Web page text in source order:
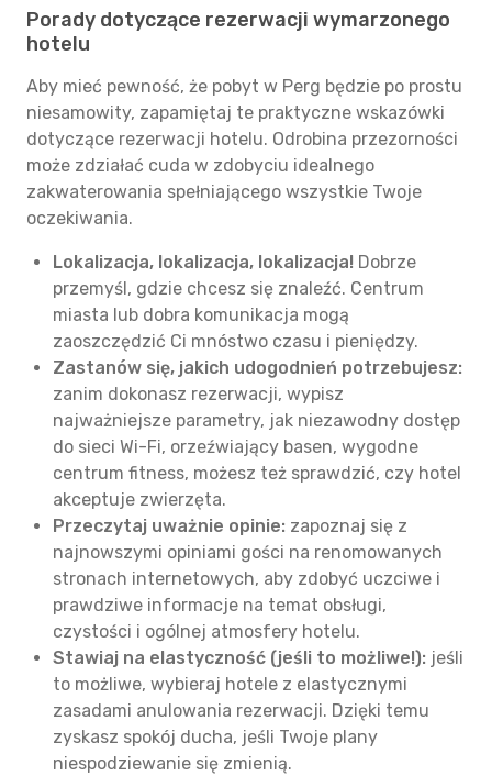
Porady dotyczące rezerwacji wymarzonego
hotelu
Aby mieć pewność, że pobyt w Perg będzie po prostu
niesamowity, zapamiętaj te praktyczne wskazówki
dotyczące rezerwacji hotelu. Odrobina przezorności
może zdziałać cuda w zdobyciu idealnego
zakwaterowania spełniającego wszystkie Twoje
oczekiwania.
Lokalizacja, lokalizacja, lokalizacja! Dobrze
przemyśl, gdzie chcesz się znaleźć. Centrum
miasta lub dobra komunikacja mogą
zaoszczędzić Ci mnóstwo czasu i pieniędzy.
Zastanów się, jakich udogodnień potrzebujesz:
zanim dokonasz rezerwacji, wypisz
najważniejsze parametry, jak niezawodny dostęp
do sieci Wi-Fi, orzeźwiający basen, wygodne
centrum fitness, możesz też sprawdzić, czy hotel
akceptuje zwierzęta.
Przeczytaj uważnie opinie: zapoznaj się z
najnowszymi opiniami gości na renomowanych
stronach internetowych, aby zdobyć uczciwe i
prawdziwe informacje na temat obsługi,
czystości i ogólnej atmosfery hotelu.
Stawiaj na elastyczność (jeśli to możliwe!): jeśli
to możliwe, wybieraj hotele z elastycznymi
zasadami anulowania rezerwacji. Dzięki temu
zyskasz spokój ducha, jeśli Twoje plany
niespodziewanie się zmienią.